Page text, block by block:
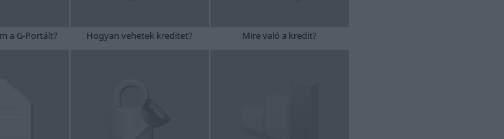
a G-Portált? Hogyan vehetek kreditet? Mire való a kredit?